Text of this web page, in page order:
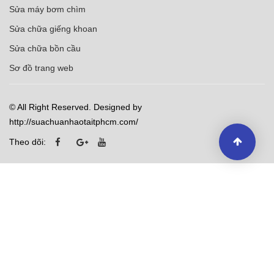
Sửa máy bơm chìm
Sửa chữa giếng khoan
Sửa chữa bồn cầu
Sơ đồ trang web
© All Right Reserved. Designed by
http://suachuanhaotaitphcm.com/
Theo dõi: